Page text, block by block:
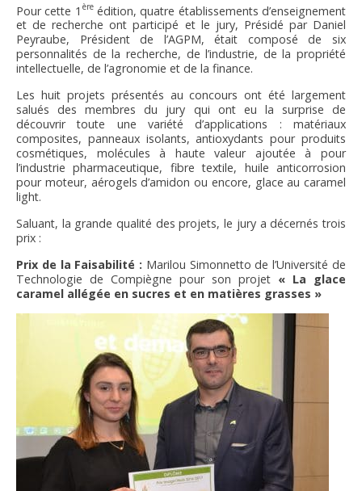
Pour cette 1 èreédition, quatre établissements d’enseignement
et de recherche ont participé et le jury, Présidé par Daniel
Peyraube, Président de l’AGPM, était composé de six
personnalités de la recherche, de l’industrie, de la propriété
intellectuelle, de l’agronomie et de la finance.
Les huit projets présentés au concours ont été largement
salués des membres du jury qui ont eu la surprise de
découvrir toute une variété d’applications : matériaux
composites, panneaux isolants, antioxydants pour produits
cosmétiques, molécules à haute valeur ajoutée à pour
l’industrie pharmaceutique, fibre textile, huile anticorrosion
pour moteur, aérogels d’amidon ou encore, glace au caramel
light.
Saluant, la grande qualité des projets, le jury a décernés trois
prix :
Prix de la Faisabilité : Marilou Simonnetto de l’Université de
Technologie de Compiègne pour son projet « La glace
caramel allégée en sucres et en matières grasses »